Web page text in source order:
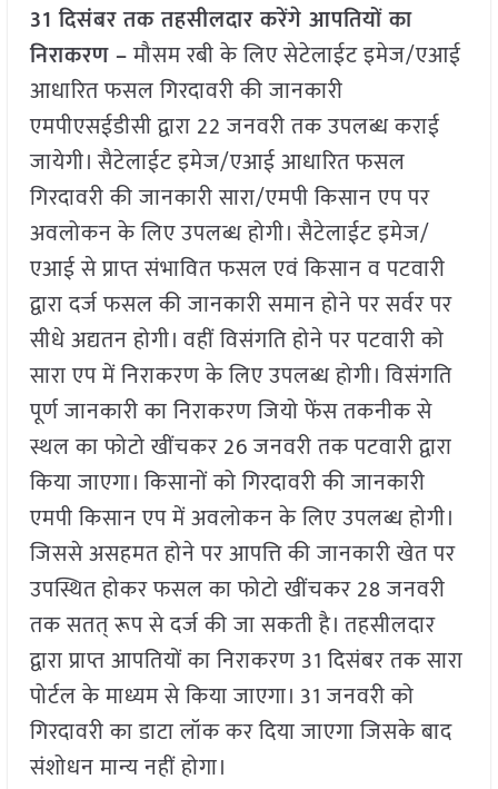
31 दिसंबर तक तहसीलदार करेंगे आपतियों का
निराकरण –मौसम रबी के लिए सेटेलाईट इमेज/एआई
आधारित फसल गिरदावरी की जानकारी
एमपीएसईडीसी द्वारा 22 जनवरी तक उपलब्ध कराई
जायेगी। सैटेलाईट इमेज/एआई आधारित फसल
गिरदावरी की जानकारी सारा/एमपी किसान एप पर
अवलोकन के लिए उपलब्ध होगी। सैटेलाईट इमेज/
एआई से प्राप्त संभावित फसल एवं किसान व पटवारी
द्वारा दर्ज फसल की जानकारी समान होने पर सर्वर पर
सीधे अद्यतन होगी। वहीं विसंगति होने पर पटवारी को
सारा एप में निराकरण के लिए उपलब्ध होगी। विसंगति
पूर्ण जानकारी का निराकरण जियो फेंस तकनीक से
स्थल का फोटो खींचकर 26 जनवरी तक पटवारी द्वारा
किया जाएगा। किसानों को गिरदावरी की जानकारी
एमपी किसान एप में अवलोकन के लिए उपलब्ध होगी।
जिससे असहमत होने पर आपत्ति की जानकारी खेत पर
उपस्थित होकर फसल का फोटो खींचकर 28 जनवरी
तक सतत् रूप से दर्ज की जा सकती है। तहसीलदार
द्वारा प्राप्त आपतियों का निराकरण 31 दिसंबर तक सारा
पोर्टल के माध्यम से किया जाएगा। 31 जनवरी को
गिरदावरी का डाटा लॉक कर दिया जाएगा जिसके बाद
संशोधन मान्य नहीं होगा।